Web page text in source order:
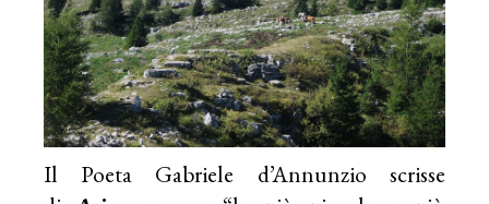
Il Poeta Gabriele d’Annunzio scrisse